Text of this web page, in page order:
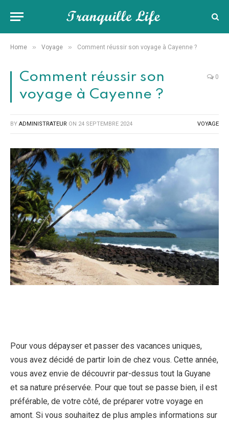
Home » Voyage » Comment réussir son voyage à Cayenne ?
Comment réussir son
voyage à Cayenne ?
0
BY ADMINISTRATEUR ON 24 SEPTEMBRE 2024 VOYAGE
Pour vous dépayser et passer des vacances uniques,
vous avez décidé de partir loin de chez vous. Cette année,
vous avez envie de découvrir par-dessus tout la Guyane
et sa nature préservée. Pour que tout se passe bien, il est
préférable, de votre côté, de préparer votre voyage en
amont. Si vous souhaitez de plus amples informations sur